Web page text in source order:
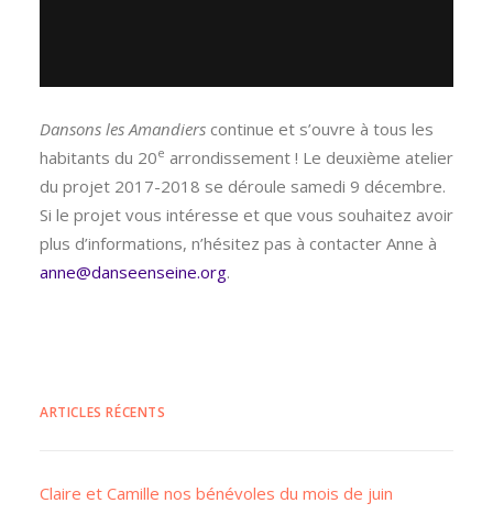
Dansons les Amandiers continue et s’ouvre à tous les
habitants du 20e arrondissement ! Le deuxième atelier
du projet 2017-2018 se déroule samedi 9 décembre.
Si le projet vous intéresse et que vous souhaitez avoir
plus d’informations, n’hésitez pas à contacter Anne à
anne@danseenseine.org.
ARTICLES RÉCENTS
Claire et Camille nos bénévoles du mois de juin